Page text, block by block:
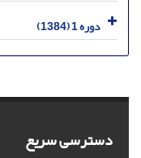
دوره 1 (1384)
دسترسی سریع